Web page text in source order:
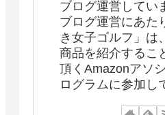
ブログ運営してい
ブログ運営にあた
き女子ゴルフ」は
商品を紹介するこ
頂くAmazonアソ
ログラムに参加し